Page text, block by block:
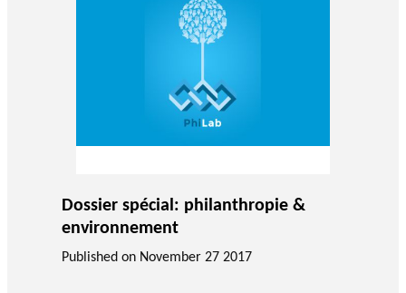
Dossier spécial: philanthropie &
environnement
Published on November 27 2017